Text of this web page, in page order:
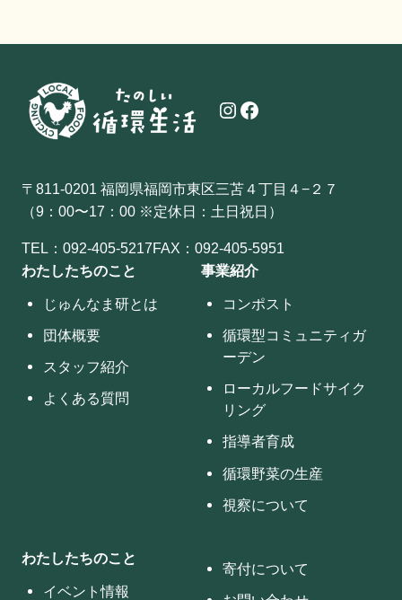
Instagram Facebook
〒811-0201 福岡県福岡市東区三苫４丁目４−２７
（9：00〜17：00 ※定休日：土日祝日）
TEL：092-405-5217FAX：092-405-5951
わたしたちのこと
じゅんなま研とは
団体概要
スタッフ紹介
よくある質問
事業紹介
コンポスト
循環型コミュニティガ
ーデン
ローカルフードサイク
リング
指導者育成
循環野菜の生産
視察について
わたしたちのこと
イベント情報
寄付について